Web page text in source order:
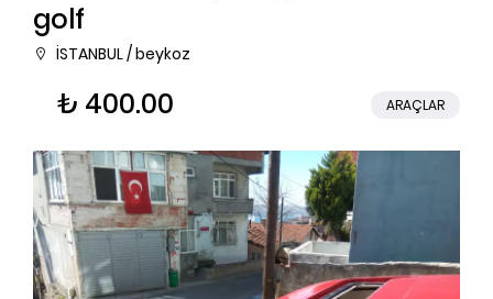
golf
İSTANBUL / beykoz
₺ 400.00 ARAÇLAR